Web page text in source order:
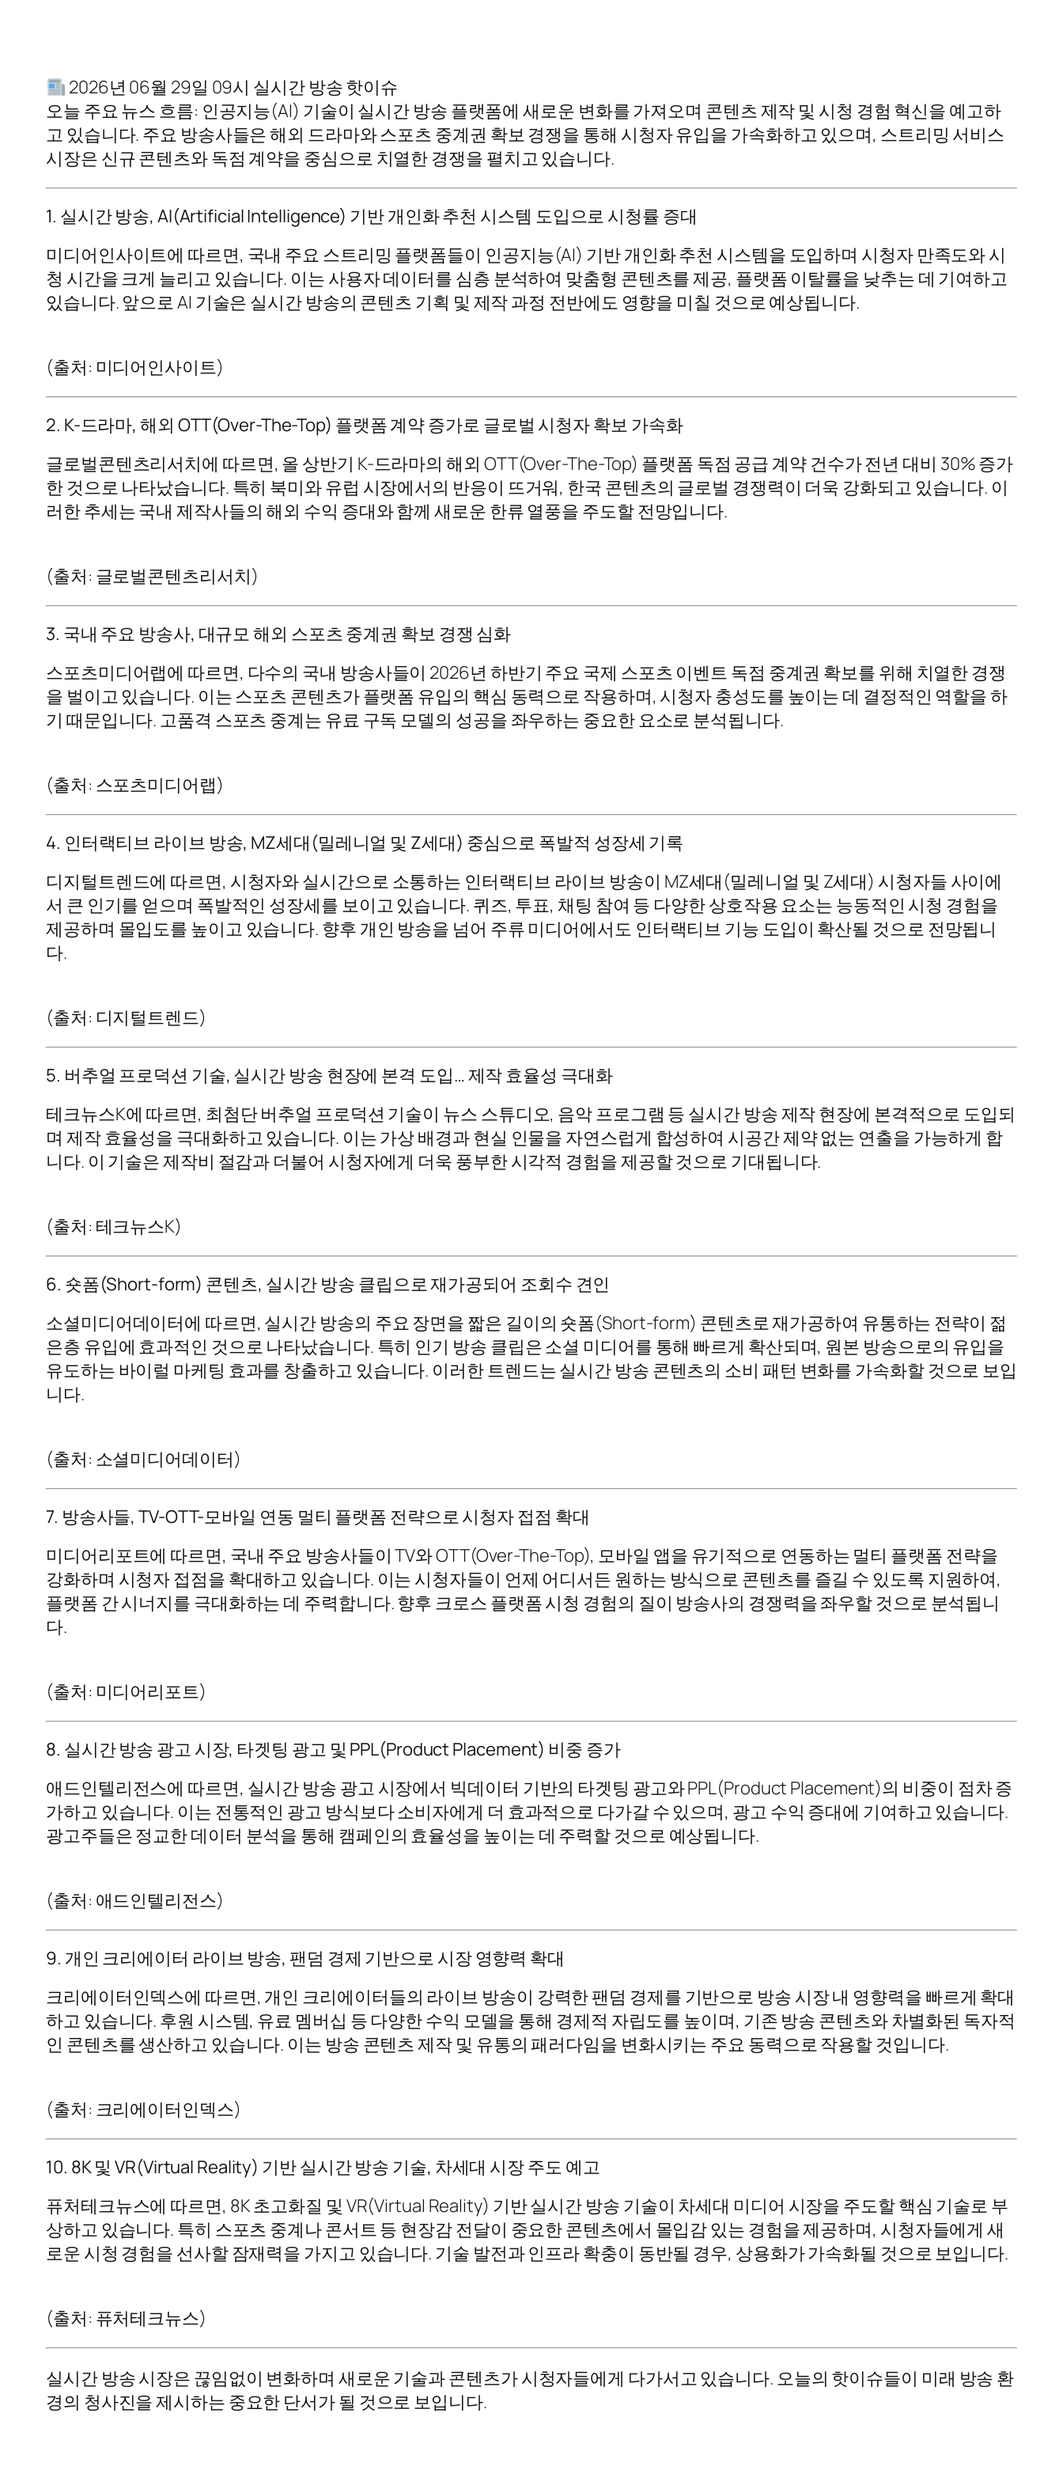
2026년 06월 29일 09시 실시간 방송 핫이슈
오늘 주요 뉴스 흐름: 인공지능(AI) 기술이 실시간 방송 플랫폼에 새로운 변화를 가져오며 콘텐츠 제작 및 시청 경험 혁신을 예고하
고 있습니다. 주요 방송사들은 해외 드라마와 스포츠 중계권 확보 경쟁을 통해 시청자 유입을 가속화하고 있으며, 스트리밍 서비스
시장은 신규 콘텐츠와 독점 계약을 중심으로 치열한 경쟁을 펼치고 있습니다.
1. 실시간 방송, AI(Artificial Intelligence) 기반 개인화 추천 시스템 도입으로 시청률 증대
미디어인사이트에 따르면, 국내 주요 스트리밍 플랫폼들이 인공지능(AI) 기반 개인화 추천 시스템을 도입하며 시청자 만족도와 시
청 시간을 크게 늘리고 있습니다. 이는 사용자 데이터를 심층 분석하여 맞춤형 콘텐츠를 제공, 플랫폼 이탈률을 낮추는 데 기여하고
있습니다. 앞으로 AI 기술은 실시간 방송의 콘텐츠 기획 및 제작 과정 전반에도 영향을 미칠 것으로 예상됩니다.
(출처: 미디어인사이트)
2. K-드라마, 해외 OTT(Over-The-Top) 플랫폼 계약 증가로 글로벌 시청자 확보 가속화
글로벌콘텐츠리서치에 따르면, 올 상반기 K-드라마의 해외 OTT(Over-The-Top) 플랫폼 독점 공급 계약 건수가 전년 대비 30% 증가
한 것으로 나타났습니다. 특히 북미와 유럽 시장에서의 반응이 뜨거워, 한국 콘텐츠의 글로벌 경쟁력이 더욱 강화되고 있습니다. 이
러한 추세는 국내 제작사들의 해외 수익 증대와 함께 새로운 한류 열풍을 주도할 전망입니다.
(출처: 글로벌콘텐츠리서치)
3. 국내 주요 방송사, 대규모 해외 스포츠 중계권 확보 경쟁 심화
스포츠미디어랩에 따르면, 다수의 국내 방송사들이 2026년 하반기 주요 국제 스포츠 이벤트 독점 중계권 확보를 위해 치열한 경쟁
을 벌이고 있습니다. 이는 스포츠 콘텐츠가 플랫폼 유입의 핵심 동력으로 작용하며, 시청자 충성도를 높이는 데 결정적인 역할을 하
기 때문입니다. 고품격 스포츠 중계는 유료 구독 모델의 성공을 좌우하는 중요한 요소로 분석됩니다.
(출처: 스포츠미디어랩)
4. 인터랙티브 라이브 방송, MZ세대(밀레니얼 및 Z세대) 중심으로 폭발적 성장세 기록
디지털트렌드에 따르면, 시청자와 실시간으로 소통하는 인터랙티브 라이브 방송이 MZ세대(밀레니얼 및 Z세대) 시청자들 사이에
서 큰 인기를 얻으며 폭발적인 성장세를 보이고 있습니다. 퀴즈, 투표, 채팅 참여 등 다양한 상호작용 요소는 능동적인 시청 경험을
제공하며 몰입도를 높이고 있습니다. 향후 개인 방송을 넘어 주류 미디어에서도 인터랙티브 기능 도입이 확산될 것으로 전망됩니
다.
(출처: 디지털트렌드)
5. 버추얼 프로덕션 기술, 실시간 방송 현장에 본격 도입… 제작 효율성 극대화
테크뉴스K에 따르면, 최첨단 버추얼 프로덕션 기술이 뉴스 스튜디오, 음악 프로그램 등 실시간 방송 제작 현장에 본격적으로 도입되
며 제작 효율성을 극대화하고 있습니다. 이는 가상 배경과 현실 인물을 자연스럽게 합성하여 시공간 제약 없는 연출을 가능하게 합
니다. 이 기술은 제작비 절감과 더불어 시청자에게 더욱 풍부한 시각적 경험을 제공할 것으로 기대됩니다.
(출처: 테크뉴스K)
6. 숏폼(Short-form) 콘텐츠, 실시간 방송 클립으로 재가공되어 조회수 견인
소셜미디어데이터에 따르면, 실시간 방송의 주요 장면을 짧은 길이의 숏폼(Short-form) 콘텐츠로 재가공하여 유통하는 전략이 젊
은층 유입에 효과적인 것으로 나타났습니다. 특히 인기 방송 클립은 소셜 미디어를 통해 빠르게 확산되며, 원본 방송으로의 유입을
유도하는 바이럴 마케팅 효과를 창출하고 있습니다. 이러한 트렌드는 실시간 방송 콘텐츠의 소비 패턴 변화를 가속화할 것으로 보입
니다.
(출처: 소셜미디어데이터)
7. 방송사들, TV-OTT-모바일 연동 멀티 플랫폼 전략으로 시청자 접점 확대
미디어리포트에 따르면, 국내 주요 방송사들이 TV와 OTT(Over-The-Top), 모바일 앱을 유기적으로 연동하는 멀티 플랫폼 전략을
강화하며 시청자 접점을 확대하고 있습니다. 이는 시청자들이 언제 어디서든 원하는 방식으로 콘텐츠를 즐길 수 있도록 지원하여,
플랫폼 간 시너지를 극대화하는 데 주력합니다. 향후 크로스 플랫폼 시청 경험의 질이 방송사의 경쟁력을 좌우할 것으로 분석됩니
다.
(출처: 미디어리포트)
8. 실시간 방송 광고 시장, 타겟팅 광고 및 PPL(Product Placement) 비중 증가
애드인텔리전스에 따르면, 실시간 방송 광고 시장에서 빅데이터 기반의 타겟팅 광고와 PPL(Product Placement)의 비중이 점차 증
가하고 있습니다. 이는 전통적인 광고 방식보다 소비자에게 더 효과적으로 다가갈 수 있으며, 광고 수익 증대에 기여하고 있습니다.
광고주들은 정교한 데이터 분석을 통해 캠페인의 효율성을 높이는 데 주력할 것으로 예상됩니다.
(출처: 애드인텔리전스)
9. 개인 크리에이터 라이브 방송, 팬덤 경제 기반으로 시장 영향력 확대
크리에이터인덱스에 따르면, 개인 크리에이터들의 라이브 방송이 강력한 팬덤 경제를 기반으로 방송 시장 내 영향력을 빠르게 확대
하고 있습니다. 후원 시스템, 유료 멤버십 등 다양한 수익 모델을 통해 경제적 자립도를 높이며, 기존 방송 콘텐츠와 차별화된 독자적
인 콘텐츠를 생산하고 있습니다. 이는 방송 콘텐츠 제작 및 유통의 패러다임을 변화시키는 주요 동력으로 작용할 것입니다.
(출처: 크리에이터인덱스)
10. 8K 및 VR(Virtual Reality) 기반 실시간 방송 기술, 차세대 시장 주도 예고
퓨처테크뉴스에 따르면, 8K 초고화질 및 VR(Virtual Reality) 기반 실시간 방송 기술이 차세대 미디어 시장을 주도할 핵심 기술로 부
상하고 있습니다. 특히 스포츠 중계나 콘서트 등 현장감 전달이 중요한 콘텐츠에서 몰입감 있는 경험을 제공하며, 시청자들에게 새
로운 시청 경험을 선사할 잠재력을 가지고 있습니다. 기술 발전과 인프라 확충이 동반될 경우, 상용화가 가속화될 것으로 보입니다.
(출처: 퓨처테크뉴스)
실시간 방송 시장은 끊임없이 변화하며 새로운 기술과 콘텐츠가 시청자들에게 다가서고 있습니다. 오늘의 핫이슈들이 미래 방송 환
경의 청사진을 제시하는 중요한 단서가 될 것으로 보입니다.